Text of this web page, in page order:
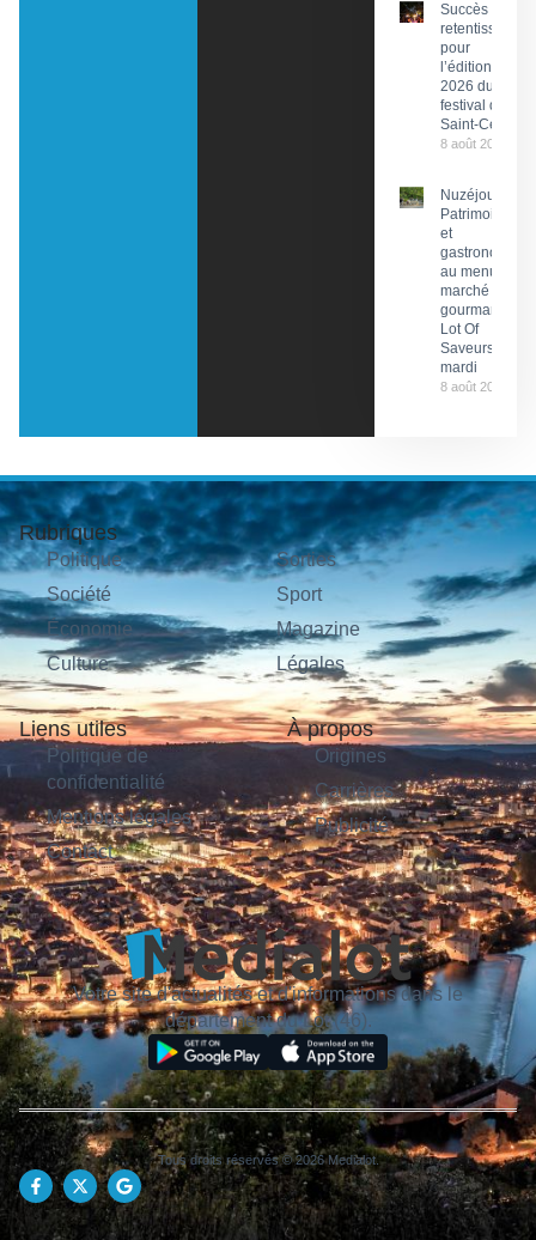
Succès
retentissant
pour
l’édition
2026 du
festival de
Saint-Céré
8 août 2026
Nuzéjouls :
Patrimoine
et
gastronomie
au menu du
marché
gourmand
Lot Of
Saveurs ce
mardi
8 août 2026
Rubriques
Politique
Société
Économie
Culture
Sorties
Sport
Magazine
Légales
Liens utiles
Politique de
confidentialité
Mentions légales
Contact
À propos
Origines
Carrières
Publicité
Votre site d'actualités et d'informations dans le
département du Lot (46).
Tous droits réservés © 2026 Medialot.